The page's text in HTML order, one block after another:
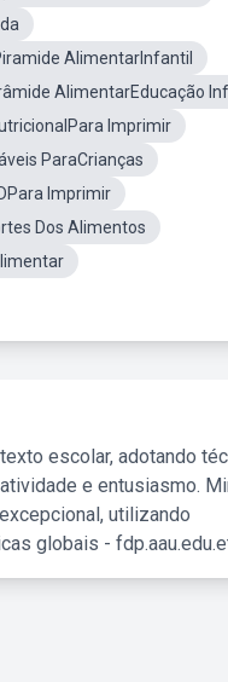
AlimentarInfantil
AlimentarEducação
Imprimir
ParaCrianças
Imprimir
Dos Alimentos
escolar, adotando
e entusiasmo.
utilizando
globais -